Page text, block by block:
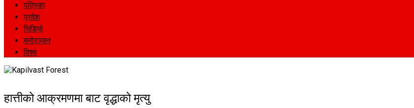
पत्रिका
प्रदेश
भिडियो
मनोरञ्जन
विश्व
हात्तीको आक्रमणमा बाट वृद्धाको मृत्यु